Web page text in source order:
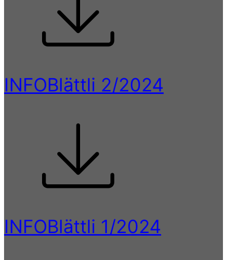
INFOBlättli 2/2024
INFOBlättli 1/2024